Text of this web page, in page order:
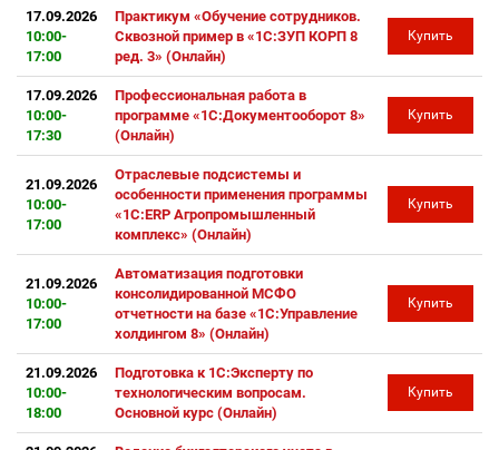
17.09.2026
10:00-
17:00
Практикум «Обучение сотрудников.
Сквозной пример в «1С:ЗУП КОРП 8
ред. 3» (Онлайн)
Купить
17.09.2026
10:00-
17:30
Профессиональная работа в
программе «1С:Документооборот 8»
(Онлайн)
Купить
21.09.2026
10:00-
17:00
Отраслевые подсистемы и
особенности применения программы
«1С:ERP Агропромышленный
комплекс» (Онлайн)
Купить
21.09.2026
10:00-
17:00
Автоматизация подготовки
консолидированной МСФО
отчетности на базе «1С:Управление
холдингом 8» (Онлайн)
Купить
21.09.2026
10:00-
18:00
Подготовка к 1С:Эксперту по
технологическим вопросам.
Основной курс (Онлайн)
Купить